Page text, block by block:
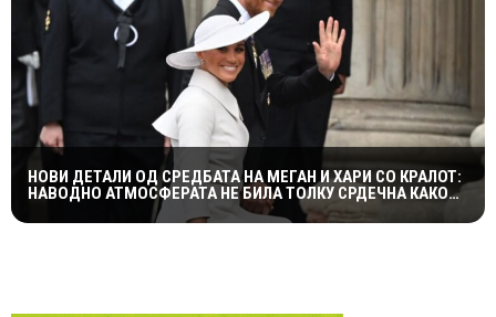
НОВИ ДЕТАЛИ ОД СРЕДБАТА НА МЕГАН И ХАРИ СО КРАЛОТ:
НАВОДНО АТМОСФЕРАТА НЕ БИЛА ТОЛКУ СРДЕЧНА КАКО
ШТО СЕ ОЧЕКУВАШЕ